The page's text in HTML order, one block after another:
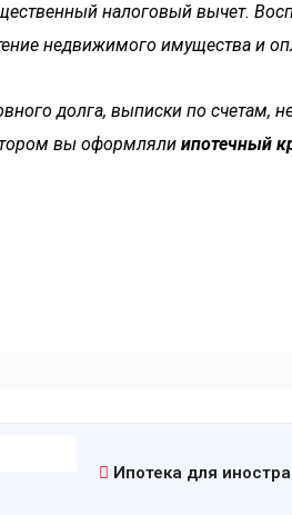
налоговый вычет.
недвижимого имущества и
долга, выписки по счетам,
вы оформлялиипотечный
Ипотека для